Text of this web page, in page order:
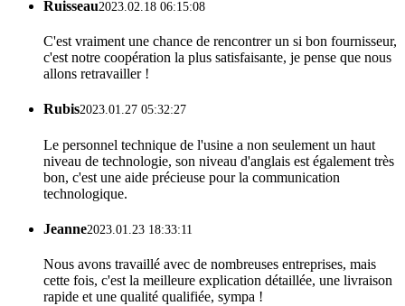
Ruisseau2023.02.18 06:15:08
C'est vraiment une chance de rencontrer un si bon fournisseur,
c'est notre coopération la plus satisfaisante, je pense que nous
allons retravailler !
Rubis2023.01.27 05:32:27
Le personnel technique de l'usine a non seulement un haut
niveau de technologie, son niveau d'anglais est également très
bon, c'est une aide précieuse pour la communication
technologique.
Jeanne2023.01.23 18:33:11
Nous avons travaillé avec de nombreuses entreprises, mais
cette fois, c'est la meilleure explication détaillée, une livraison
rapide et une qualité qualifiée, sympa !